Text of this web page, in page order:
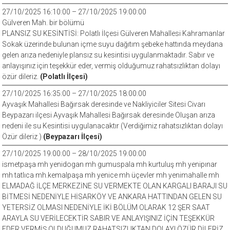
27/10/2025 16:10:00 – 27/10/2025 19:00:00
Gülveren Mah. bir bölümü
PLANSIZ SU KESİNTİSİ: Polatlı İlçesi Gülveren Mahallesi Kahramanlar
Sokak üzerinde bulunan içme suyu dağıtım şebeke hattında meydana
gelen arıza nedeniyle plansız su kesintisi uygulanmaktadır. Sabır ve
anlayışınız için teşekkür eder, vermiş olduğumuz rahatsızlıktan dolayı
özür dileriz. (Polatlı İlçesi)
27/10/2025 16:35:00 – 27/10/2025 18:00:00
Ayvaşık Mahallesi Bağırsak deresinde ve Nakliyiciler Sitesi Civarı
Beypazarı ilçesi Ayvaşık Mahallesi Bağırsak deresinde Oluşan arıza
nedeni ile su Kesintisi uygulanacaktır (Verdiğimiz rahatsızlıktan dolayı
Özür dileriz ) (Beypazarı İlçesi)
27/10/2025 19:00:00 – 28/10/2025 19:00:00
ismetpaşa mh yenidogan mh gumuspala mh kurtuluş mh yenipınar
mh tatlıca mh.kemalpaşa mh yenice mh üçevler mh yenimahalle mh
ELMADAĞ İLÇE MERKEZİNE SU VERMEKTE OLAN KARGALI BARAJI SU
BİTMESİ NEDENİYLE HİSARKÖY VE ANKARA HATTINDAN GELEN SU
YETERSİZ OLMASI NEDENİYLE İKİ BÖLÜM OLARAK 12 ŞER SAAT
ARAYLA SU VERİLECEKTİR SABIR VE ANLAYIŞINIZ İÇİN TEŞEKKÜR